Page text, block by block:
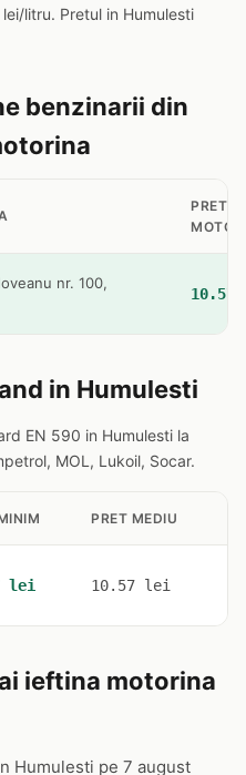
lei/litru. Pretul in Humulesti
benzinarii din
PRET
nr. 100,
in Humulesti
EN 590 in Humulesti la
MOL, Lukoil, Socar.
PRET MEDIU
lei 10.57 lei
ieftina motorina
Humulesti pe 7 august